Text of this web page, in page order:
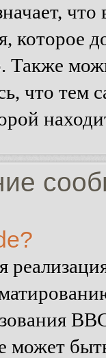
которое
что
может